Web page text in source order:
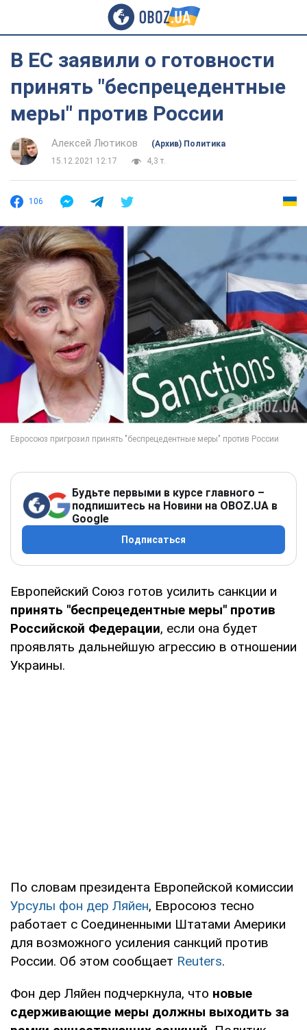
В ЕС заявили о готовности
принять "беспрецедентные
меры" против России
Алексей Лютиков
(Архив) Политика
15.12.2021 12:17
4,3 т.
106
Будьте первыми в курсе главного –
подпишитесь на Новини на OBOZ.UA в
Google
Подписаться
Европейский Союз готов усилить санкции и
принять "беспрецедентные меры" против
Российской Федерации, если она будет
проявлять дальнейшую агрессию в отношении
Украины.
По словам президента Европейской комиссии
Урсулы фон дер Ляйен, Евросоюз тесно
работает с Соединенными Штатами Америки
для возможного усиления санкций против
России. Об этом сообщает Reuters.
Фон дер Ляйен подчеркнула, что новые
сдерживающие меры должны выходить за